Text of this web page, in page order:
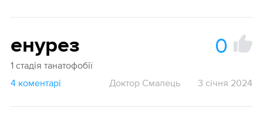
енурез 0
1 стадія танатофобії
4 коментарі
Доктор Смалець 3 січня 2024